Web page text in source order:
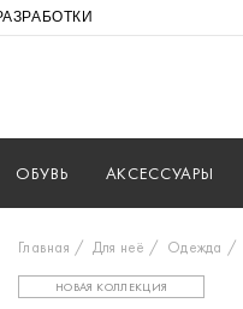
ОБУВЬ АКСЕССУАРЫ
Главная Для неё Одежда
НОВАЯ КОЛЛЕКЦИЯ